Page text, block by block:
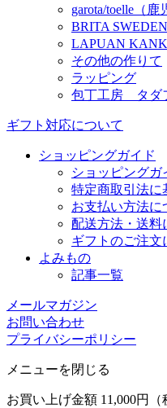
garota/toelle（鹿
BRITA
LAPUAN
その他の作りて
ラッピング
包丁工房 タダ
ギフト対応について
ショッピングガイド
ショッピングガ
特定商取引法に
お支払い方法に
配送方法・送料
ギフトのご注文
よみもの
記事一覧
メールマガジン
お問い合わせ
プライバシーポリシー
メニューを閉じる
お買い上げ金額 11,000円